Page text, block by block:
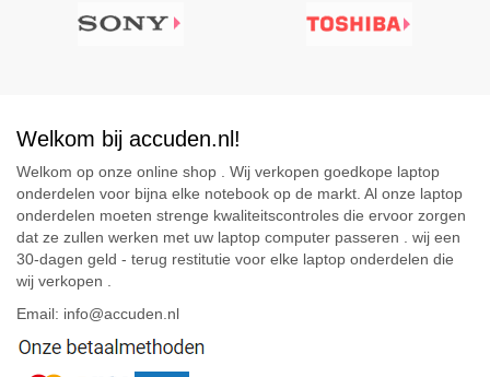
Welkom bij accuden.nl!
Welkom op onze online shop . Wij verkopen goedkope laptop
onderdelen voor bijna elke notebook op de markt. Al onze laptop
onderdelen moeten strenge kwaliteitscontroles die ervoor zorgen
dat ze zullen werken met uw laptop computer passeren . wij een
30-dagen geld - terug restitutie voor elke laptop onderdelen die
wij verkopen .
Email: info@accuden.nl